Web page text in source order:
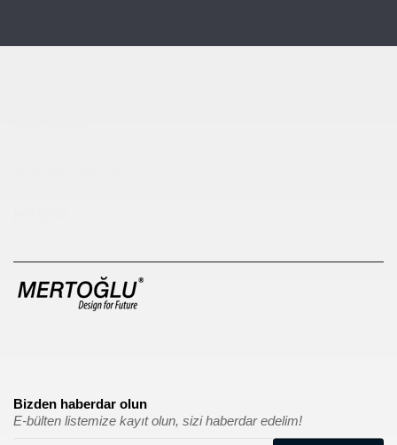
Bizden haberdar olun
E-bülten listemize kayıt olun, sizi haberdar edelim!